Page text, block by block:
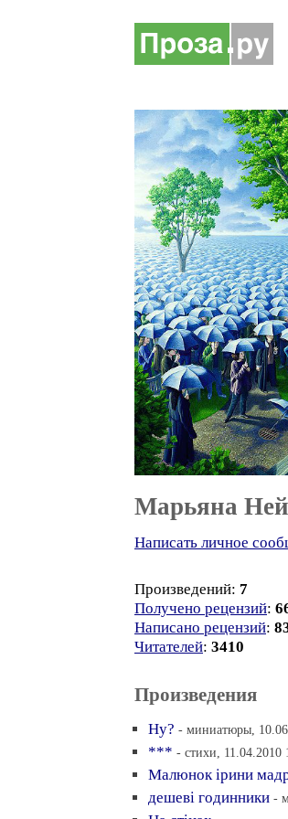
Марьяна
Написать личное
Произведений: 7
Получено рецензий:
Написано рецензий:
Читателей: 3410
Произведения
Ну? - миниатюры,
*** - стихи, 11.04.2010
Малюнок iрини
дешевi годинники -